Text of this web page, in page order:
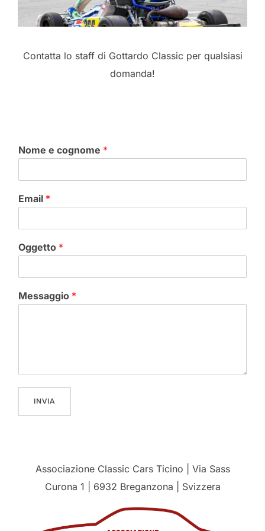
Contatta lo staff di Gottardo Classic per qualsiasi
domanda!
Nome e cognome *
Email *
Oggetto *
Messaggio *
INVIA
Associazione Classic Cars Ticino | Via Sass
Curona 1 | 6932 Breganzona | Svizzera